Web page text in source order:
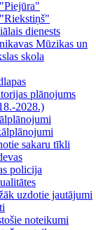
dienests
Mūzikas un
skola
plānojums
2028.)
sakaru tīkli
policija
uzdotie jautājumi
noteikumi